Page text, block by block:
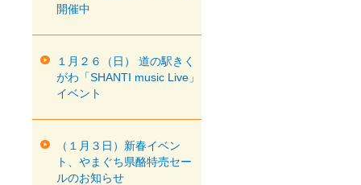
開催中
１月２６（日） 道の駅きく
がわ「SHANTI music Live」
イベント
（１月３日）新春イベン
ト、やまぐち県酪特売セー
ルのお知らせ